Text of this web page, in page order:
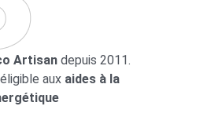
Artisan depuis 2011.
aux aides à la